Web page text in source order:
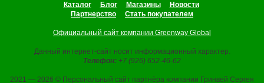
Каталог Блог Магазины
Новости
Партнерство
Стать покупателем
Официальный сайт компании Greenway Global
Данный интернет-сайт носит информационный характер.
Телефон: +7 (926) 652-46-62
2021 — 2026 © Персональный сайт партнёра компании Гринвей Сергея